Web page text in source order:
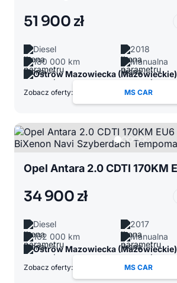
51 900 zł
Diesel
2018
180 000 km
Manualna
Ostrów Mazowiecka (Mazowieckie)
Zobacz oferty: MS CAR
34 900 zł
Diesel
2017
162 000 km
Manualna
Ostrów Mazowiecka (Mazowieckie)
Zobacz oferty: MS CAR